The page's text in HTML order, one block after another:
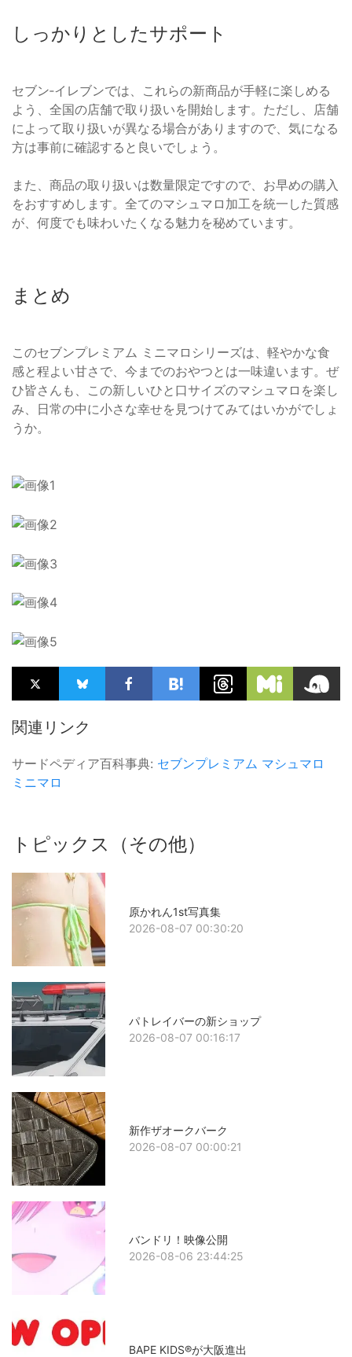
しっかりとしたサポート
セブン‐イレブンでは、これらの新商品が手軽に楽しめる
よう、全国の店舗で取り扱いを開始します。ただし、店舗
によって取り扱いが異なる場合がありますので、気になる
方は事前に確認すると良いでしょう。
また、商品の取り扱いは数量限定ですので、お早めの購入
をおすすめします。全てのマシュマロ加工を統一した質感
が、何度でも味わいたくなる魅力を秘めています。
まとめ
このセブンプレミアム ミニマロシリーズは、軽やかな食
感と程よい甘さで、今までのおやつとは一味違います。ぜ
ひ皆さんも、この新しいひと口サイズのマシュマロを楽し
み、日常の中に小さな幸せを見つけてみてはいかがでしょ
うか。
関連リンク
サードペディア百科事典: セブンプレミアム マシュマロ
ミニマロ
トピックス（その他）
原かれん1st写真集
2026-08-07 00:30:20
パトレイバーの新ショップ
2026-08-07 00:16:17
新作ザオークバーク
2026-08-07 00:00:21
バンドリ！映像公開
2026-08-06 23:44:25
BAPE KIDS®が大阪進出